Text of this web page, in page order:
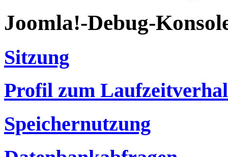
Joomla!-Debug-
Sitzung
Profil zum
Speichernutzung